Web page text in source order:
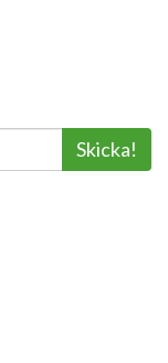
Skicka!